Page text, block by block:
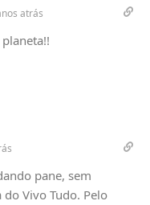
atrás
pane, sem
Vivo Tudo. Pelo